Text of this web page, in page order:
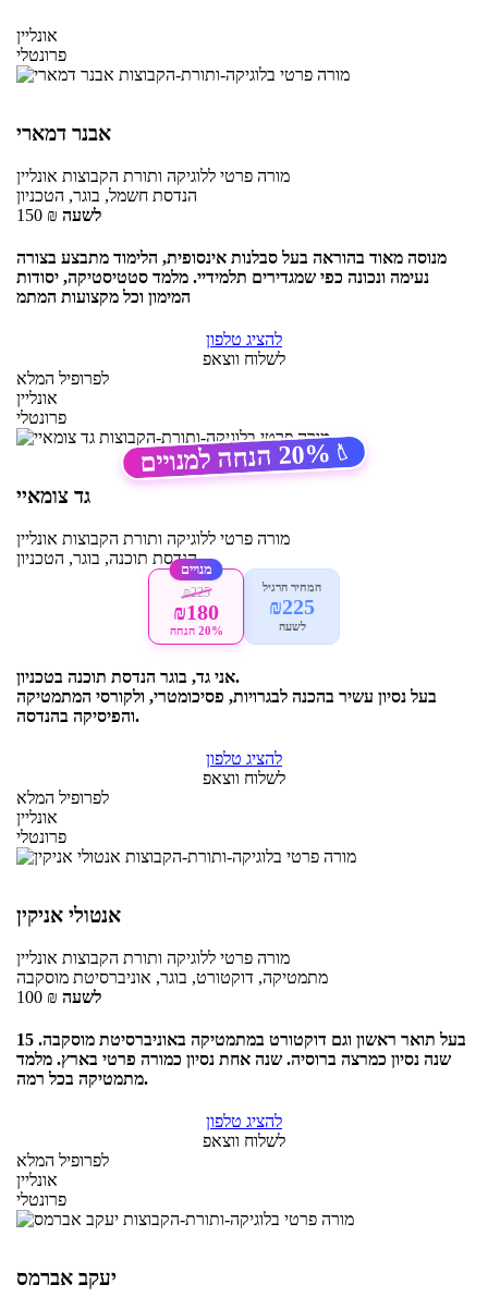
אונליין
פרונטלי
אבנר דמארי
מורה פרטי ללוגיקה ותורת הקבוצות אונליין
הנדסת חשמל, בוגר, הטכניון
150 ₪ לשעה
מנוסה מאוד בהוראה בעל סבלנות אינסופית, הלימוד מתבצע בצורה
נעימה ונכונה כפי שמגדירים תלמידיי. מלמד סטטיסטיקה, יסודות
המימון וכל מקצועות המתמ
להציג טלפון
לשלוח ווצאפ
לפרופיל המלא
אונליין
פרונטלי
🏷️
20%
הנחה למנויים
גד צומאיי
מורה פרטי ללוגיקה ותורת הקבוצות אונליין
הנדסת תוכנה, בוגר, הטכניון
המחיר הרגיל
₪225
לשעה
מנויים
₪225
₪180
20% הנחה
אני גד, בוגר הנדסת תוכנה בטכניון.
בעל נסיון עשיר בהכנה לבגרויות, פסיכומטרי, ולקורסי המתמטיקה
והפיסיקה בהנדסה.
להציג טלפון
לשלוח ווצאפ
לפרופיל המלא
אונליין
פרונטלי
אנטולי אניקין
מורה פרטי ללוגיקה ותורת הקבוצות אונליין
מתמטיקה, דוקטורט, בוגר, אוניברסיטת מוסקבה
100 ₪ לשעה
בעל תואר ראשון וגם דוקטורט במתמטיקה באוניברסיטת מוסקבה. 15
שנה נסיון כמרצה ברוסיה. שנה אחת נסיון כמורה פרטי בארץ. מלמד
מתמטיקה בכל רמה.
להציג טלפון
לשלוח ווצאפ
לפרופיל המלא
אונליין
פרונטלי
יעקב אברמס